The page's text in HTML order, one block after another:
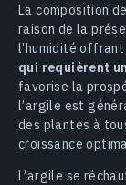
La composition
raison de la
l’humidité offrant
qui requièrent
favorise la
l’argile est
des plantes à
croissance
L’argile se